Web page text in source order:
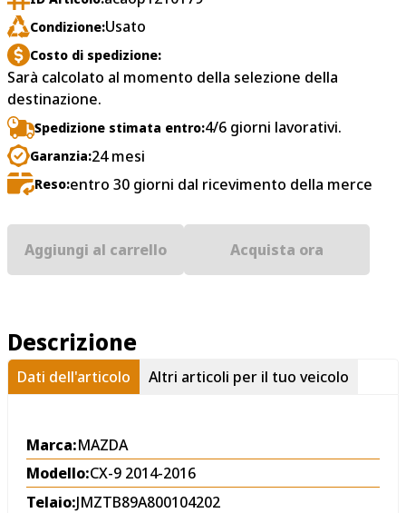
Condizione:Usato
Costo di spedizione:
Sarà calcolato al momento della selezione della
destinazione.
Spedizione stimata entro:4/6 giorni lavorativi.
Garanzia:24 mesi
Reso:entro 30 giorni dal ricevimento della merce
Aggiungi al carrello Acquista ora
Descrizione
Dati dell'articolo Altri articoli per il tuo veicolo
Marca:MAZDA
Modello:CX-9 2014-2016
Telaio:JMZTB89A800104202